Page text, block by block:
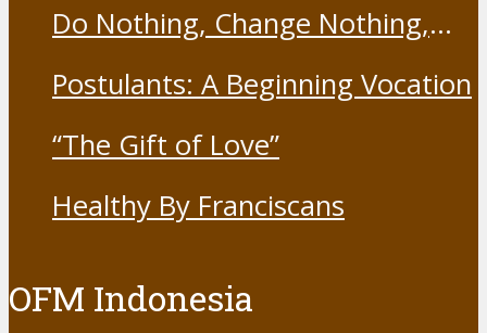
Do Nothing, Change Nothing,
Postulants: A Beginning Vocation
“The Gift of Love”
Healthy By Franciscans
OFM Indonesia